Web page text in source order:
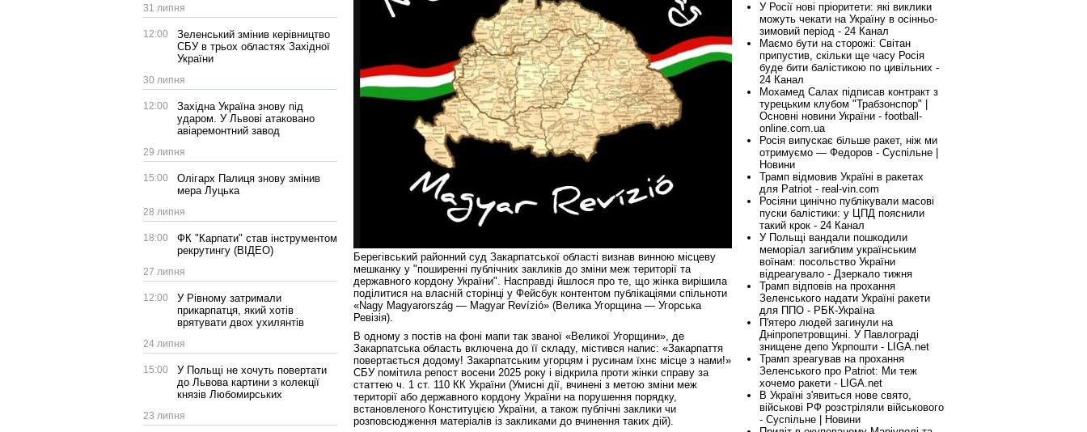
31 липня
12:00
Зеленський змінив керівництво
СБУ в трьох областях Західної
України
30 липня
12:00
Західна Україна знову під
ударом. У Львові атаковано
авіаремонтний завод
29 липня
15:00
Олігарх Палиця знову змінив
мера Луцька
28 липня
18:00
ФК "Карпати" став інструментом
рекрутингу (ВІДЕО)
27 липня
12:00
У Рівному затримали
прикарпатця, який хотів
врятувати двох ухилянтів
24 липня
15:00
У Польщі не хочуть повертати
до Львова картини з колекції
князів Любомирських
23 липня
Берегівський районний суд Закарпатської області визнав винною місцеву
мешканку у "поширенні публічних закликів до зміни меж території та
державного кордону України". Насправді йшлося про те, що жінка вирішила
поділитися на власній сторінці у Фейсбук контентом публікаціями спільноти
«Nagy Magyarország — Magyar Revízió» (Велика Угорщина — Угорська
Ревізія).
В одному з постів на фоні мапи так званої «Великої Угорщини», де
Закарпатська область включена до її складу, містився напис: «Закарпаття
повертається додому! Закарпатським угорцям і русинам їхнє місце з нами!»
СБУ помітила репост восени 2025 року і відкрила проти жінки справу за
статтею ч. 1 ст. 110 КК України (Умисні дії, вчинені з метою зміни меж
території або державного кордону України на порушення порядку,
встановленого Конституцією України, а також публічні заклики чи
розповсюдження матеріалів із закликами до вчинення таких дій).
У Росії нові пріоритети: які виклики
можуть чекати на Україну в осінньо-
зимовий період - 24 Канал
Маємо бути на сторожі: Світан
припустив, скільки ще часу Росія
буде бити балістикою по цивільних -
24 Канал
Мохамед Салах підписав контракт з
турецьким клубом "Трабзонспор" |
Основні новини України - football-
online.com.ua
Росія випускає більше ракет, ніж ми
отримуємо — Федоров - Суспільне |
Новини
Трамп відмовив Україні в ракетах
для Patriot - real-vin.com
Росіяни цинічно публікували масові
пуски балістики: у ЦПД пояснили
такий крок - 24 Канал
У Польщі вандали пошкодили
меморіал загиблим українським
воїнам: посольство України
відреагувало - Дзеркало тижня
Трамп відповів на прохання
Зеленського надати Україні ракети
для ППО - РБК-Україна
П'ятеро людей загинули на
Дніпропетровщині. У Павлограді
знищене депо Укрпошти - LIGA.net
Трамп зреагував на прохання
Зеленського про Patriot: Ми теж
хочемо ракети - LIGA.net
В Україні з'явиться нове свято,
військові РФ розстріляли військового
- Суспільне | Новини